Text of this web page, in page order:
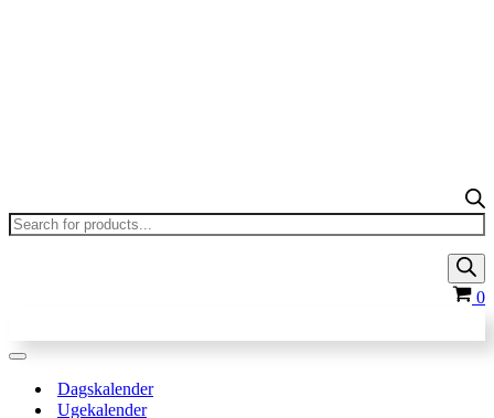
0
Navigation
Dagskalender
Ugekalender